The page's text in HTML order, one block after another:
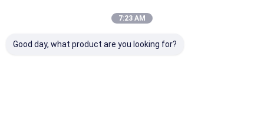
7:23 AM
Good day, what product are you looking for?